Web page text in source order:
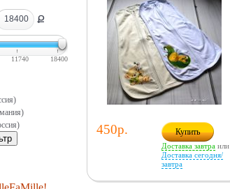
Ք
11740 18400
450р. Купить
Доставка завтра или
Доставка сегодня/
завтра